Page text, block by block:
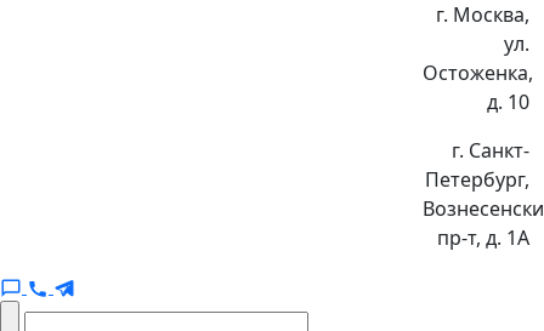
г. Москва,
ул.
Остоженка,
д. 10
г. Санкт-
Петербург,
пр-т, д. 1А